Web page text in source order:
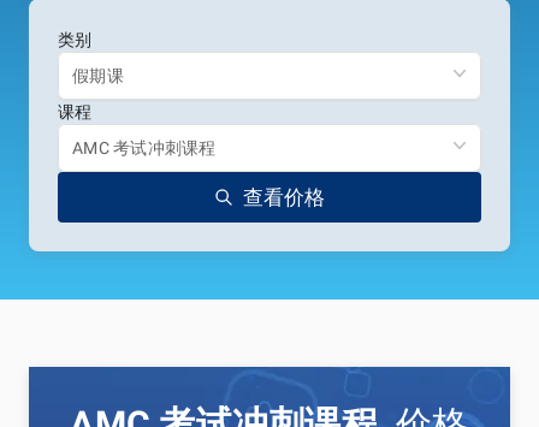
类别
假期课
课程
AMC 考试冲刺课程
查看价格